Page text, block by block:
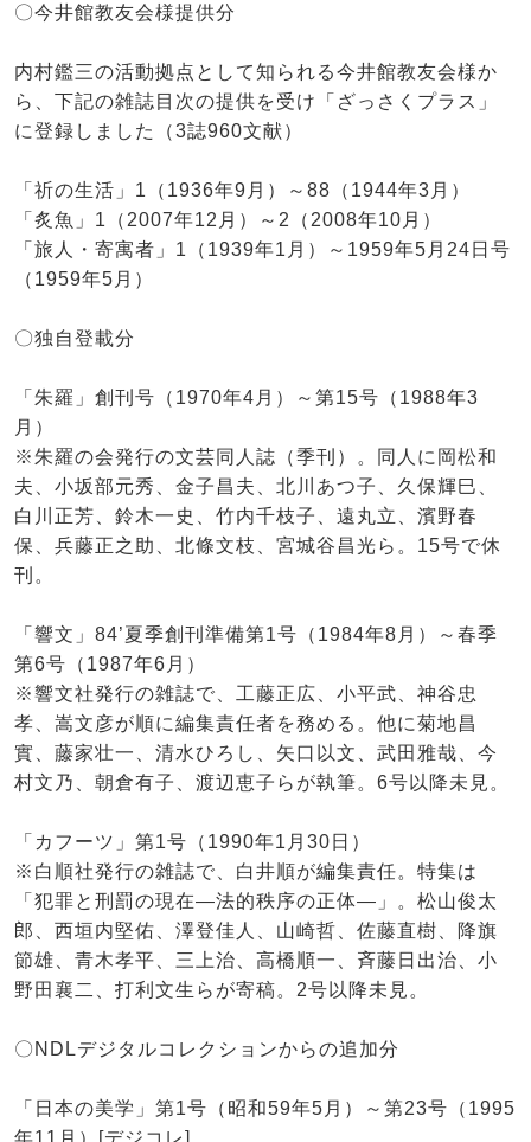
〇今井館教友会様提供分
内村鑑三の活動拠点として知られる今井館教友会様か
ら、下記の雑誌目次の提供を受け「ざっさくプラス」
に登録しました（3誌960文献）
「祈の生活」1（1936年9月）～88（1944年3月）
「炙魚」1（2007年12月）～2（2008年10月）
「旅人・寄寓者」1（1939年1月）～1959年5月24日号
（1959年5月）
〇独自登載分
「朱羅」創刊号（1970年4月）～第15号（1988年3
月）
※朱羅の会発行の文芸同人誌（季刊）。同人に岡松和
夫、小坂部元秀、金子昌夫、北川あつ子、久保輝巳、
白川正芳、鈴木一史、竹内千枝子、遠丸立、濱野春
保、兵藤正之助、北條文枝、宮城谷昌光ら。15号で休
刊。
「響文」84’夏季創刊準備第1号（1984年8月）～春季
第6号（1987年6月）
※響文社発行の雑誌で、工藤正広、小平武、神谷忠
孝、嵩文彦が順に編集責任者を務める。他に菊地昌
實、藤家壮一、清水ひろし、矢口以文、武田雅哉、今
村文乃、朝倉有子、渡辺恵子らが執筆。6号以降未見。
「カフーツ」第1号（1990年1月30日）
※白順社発行の雑誌で、白井順が編集責任。特集は
「犯罪と刑罰の現在―法的秩序の正体―」。松山俊太
郎、西垣内堅佑、澤登佳人、山崎哲、佐藤直樹、降旗
節雄、青木孝平、三上治、高橋順一、斉藤日出治、小
野田襄二、打利文生らが寄稿。2号以降未見。
〇NDLデジタルコレクションからの追加分
「日本の美学」第1号（昭和59年5月）～第23号（1995
年11月）[デジコレ]